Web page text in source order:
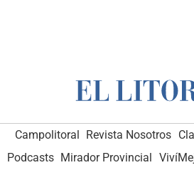
Campolitoral Revista Nosotros
Podcasts Mirador Provincial